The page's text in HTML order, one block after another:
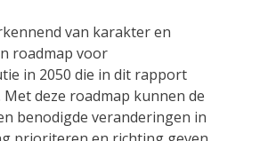
van karakter en
roadmap voor
in 2050 die in dit rapport
deze roadmap kunnen de
benodigde veranderingen in